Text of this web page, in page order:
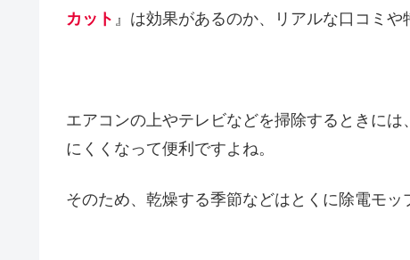
カット 』は効果があるのか、リアルな口コミや
エアコンの上やテレビなどを掃除するときに
にくくなって便利ですよね。
そのため、乾燥する季節などはとくに除電モッ